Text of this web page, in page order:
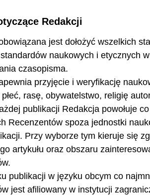
Redakcji
jest dołożyć wszelkich
naukowych i etycznych
czasopisma.
przyjęcie i weryfikację
rasę, obywatelstwo, religię
publikacji Redakcja powołuje
Recenzentów spoza jednostki
Przy wyborze tym kieruje się
artykułu oraz obszaru
publikacji w języku obcym co
jest afiliowany w instytucji